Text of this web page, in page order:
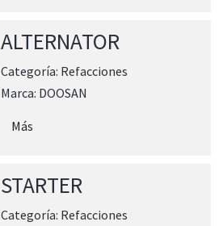
ALTERNATOR
Categoría: Refacciones
Marca: DOOSAN
Más
STARTER
Categoría: Refacciones